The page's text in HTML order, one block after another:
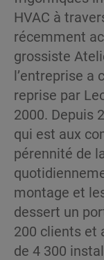
HVAC à
récemment
grossiste
l’entreprise a
reprise par
2000. Depuis
qui est aux
pérennité de
montage et
dessert un
200 clients et
de 4 300